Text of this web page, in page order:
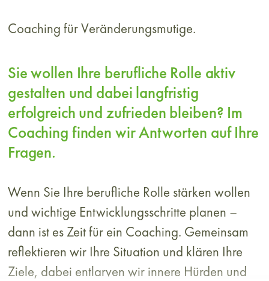
Coaching fürVeränderungsmutige.
Sie wollen Ihre berufliche Rolle aktiv
gestalten und dabei langfristig
erfolgreich und zufrieden bleiben? Im
Coaching finden wir Antworten auf Ihre
Fragen.
Wenn Sie Ihre berufliche Rolle stärken wollen
und wichtige Entwicklungsschritte planen –
dann ist es Zeit für ein Coaching. Gemeinsam
reflektieren wir Ihre Situation und klären Ihre
Ziele, dabei entlarven wir innere Hürden und